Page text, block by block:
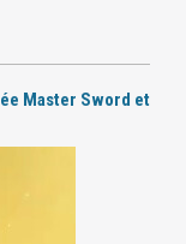
Master Sword et